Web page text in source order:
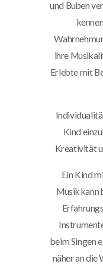
und Buben
ihre
Erlebte mit
Kind
Kreativität
Ein Kind
Musik kann
beim Singen
näher an die